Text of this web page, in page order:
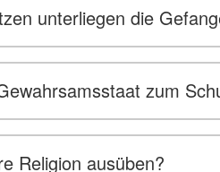
unterliegen die
zum
Religion ausüben?